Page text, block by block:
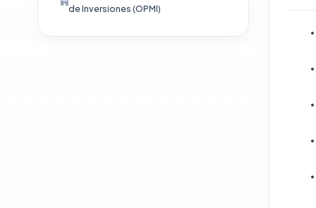
de Inversiones (OPMI)